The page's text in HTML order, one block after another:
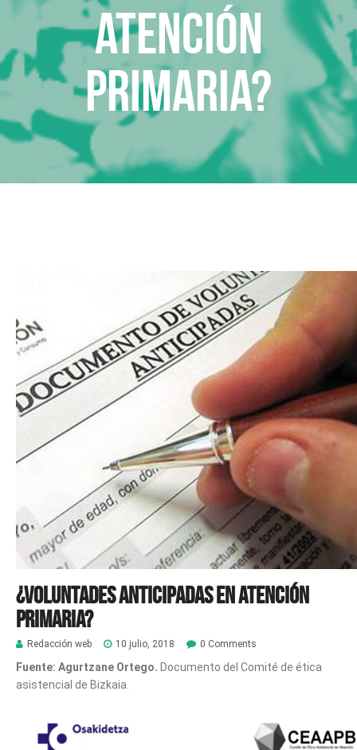
Atención
Primaria?
¿Voluntades anticipadas en Atención
Primaria?
Redacción web 10 julio, 2018 0 Comments
Fuente: Agurtzane Ortego. Documento del Comité de ética
asistencial de Bizkaia.